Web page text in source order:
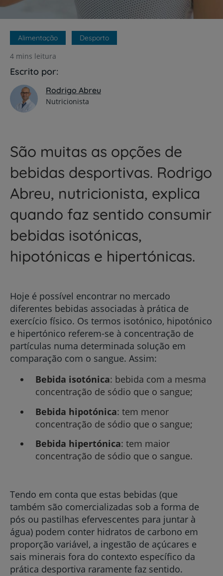
Alimentação Desporto
4 mins leitura
Escrito por:
Rodrigo Abreu
Nutricionista
São muitas as opções de
bebidas desportivas. Rodrigo
Abreu, nutricionista, explica
quando faz sentido consumir
bebidas isotónicas,
hipotónicas e hipertónicas.
Hoje é possível encontrar no mercado
diferentes bebidas associadas à prática de
exercício físico. Os termos isotónico, hipotónico
e hipertónico referem-se à concentração de
partículas numa determinada solução em
comparação com o sangue. Assim:
Bebida isotónica: bebida com a mesma
concentração de sódio que o sangue;
Bebida hipotónica: tem menor
concentração de sódio que o sangue;
Bebida hipertónica: tem maior
concentração de sódio que o sangue.
Tendo em conta que estas bebidas (que
também são comercializadas sob a forma de
pós ou pastilhas efervescentes para juntar à
água) podem conter hidratos de carbono em
proporção variável, a ingestão de açúcares e
sais minerais fora do contexto específico da
prática desportiva raramente faz sentido.